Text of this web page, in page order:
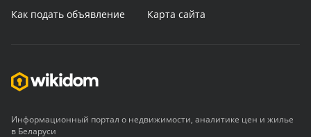
Как подать объявление Карта сайта
Информационный портал о недвижимости, аналитике цен и жилье
в Беларуси